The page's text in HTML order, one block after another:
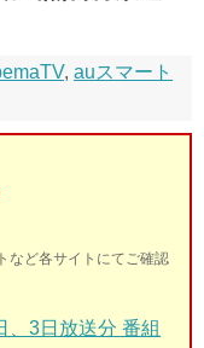
,auスマート
など各サイトにてご確認
、3日放送分 番組